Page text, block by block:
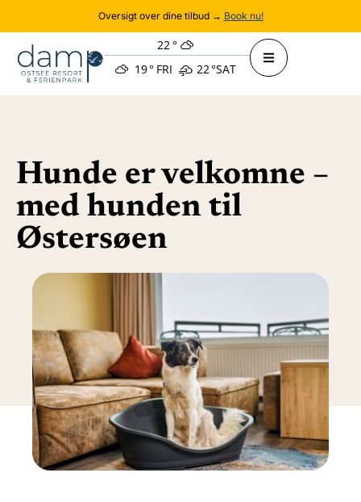
Oversigt over dine tilbud → Book nu!
22°
19° FRI 22°SAT
Hunde er velkomne –
med hunden til
Østersøen